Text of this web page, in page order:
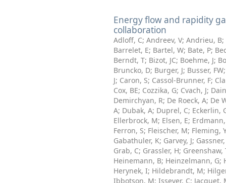
Energy flow and rapidity
collaboration
Adloff, C; Andreev, V; Andrieu, B;
Barrelet, E; Bartel, W; Bate, P;
Berndt, T; Bizot, JC; Boehme, J;
Bruncko, D; Burger, J; Busser, FW
J; Caron, S; Cassol-Brunner, F;
Cox, BE; Cozzika, G; Cvach, J;
Demirchyan, R; De Roeck, A; De
A; Dubak, A; Duprel, C; Eckerlin,
Ellerbrock, M; Elsen, E;
Ferron, S; Fleischer, M; Fleming,
Gabathuler, K; Garvey, J; Gassner,
Grab, C; Grassler, H; Greenshaw,
Heinemann, B; Heinzelmann, G;
Herynek, I; Hildebrandt, M;
Ibbotson, M; Issever, C; Jacquet,